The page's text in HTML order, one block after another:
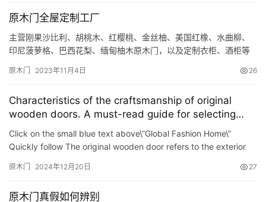
家分享一下吧~ 1、实木门 是指用纯实木制作的木门，开榫卯。制作
木门的…
原木门全屋定制工厂
主营刚果沙比利、胡桃木、红樱桃、金丝柚、美国红橡、水曲柳、
印尼菠萝格、巴西花梨、缅甸柚木原木门，以及定制衣柜、酒柜等
原木门 2023年11月4日 26
Characteristics of the craftsmanship of original
wooden doors. A must-read guide for selecting
doors for home decoration.
Click on the small blue text above\”Global Fashion Home\”
Quickly follow The original wooden door refers to the exterior
原木门 2024年12月20日 27
原木门真假如何辨别